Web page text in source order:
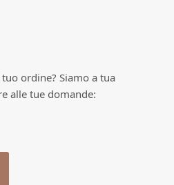
ordine? Siamo a tua
alle tue domande: